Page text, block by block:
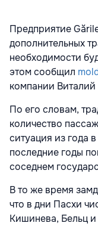
Предприятие
дополнительных
необходимости
этом сообщил
компании Виталий
По его словам,
количество
ситуация из года
последние годы
соседнем
В то же время
что в дни Пасхи
Кишинева, Бельц